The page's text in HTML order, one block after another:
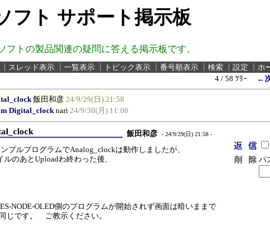
フト サポート掲示板
フトの製品関連の疑問に答える掲示板です。
スレッド表示 一覧表示 トピック表示 番号順表示 検索 設定
ホ
4 / 58 ﾂﾘｰ
←
飯田和彦 24/9/29(日) 21:58
Digital_clock nari 24/9/30(月) 11:06
飯田和彦 - 24/9/29(日) 21:58 -
プルプログラムでAnalog_clockは動作しましたが、
のあとUploadわ終わった後、
NODE-OLED側のプログラムが開始されず画面は暗いままで
じです。 ご教示ください。
パ